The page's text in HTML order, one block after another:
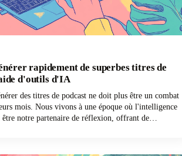
rapidement de superbes titres de
d'outils d'IA
des titres de podcast ne doit plus être un combat
mois. Nous vivons à une époque où l'intelligence
notre partenaire de réflexion, offrant de